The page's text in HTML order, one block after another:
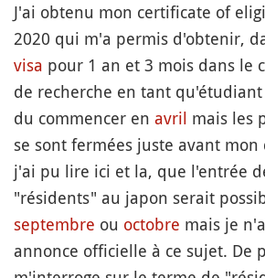
J'ai obtenu mon certificate of
2020 qui m'a permis d'obtenir,
visa pour 1 an et 3 mois dans le
de recherche en tant qu'étudiant
du commencer en avril mais les
se sont fermées juste avant mon
j'ai pu lire ici et la, que l'entrée
"résidents" au japon serait
septembre ou octobre mais je
annonce officielle à ce sujet. De